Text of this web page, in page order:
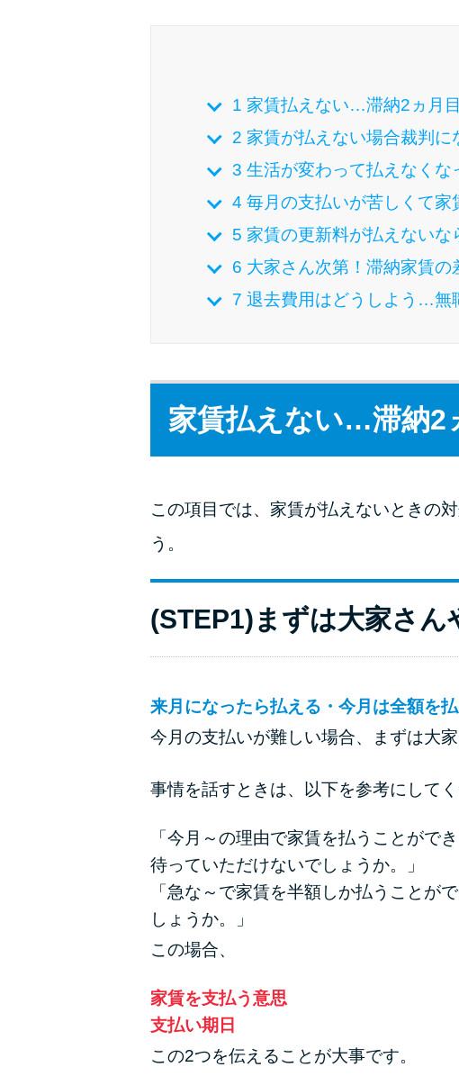
1 家賃払えない…滞納2ヵ月
2 家賃が払えない場合裁判
3 生活が変わって払えなく
4 毎月の支払いが苦しくて
5 家賃の更新料が払えない
6 大家さん次第！滞納家賃の
7 退去費用はどうしよう…無
家賃払えない…滞納2
この項目では、家賃が払えないときの
う。
(STEP1)まずは大家さん
来月になったら払える・今月は全額を
今月の支払いが難しい場合、まずは大
事情を話すときは、以下を参考にしてく
「今月～の理由で家賃を払うことが
待っていただけないでしょうか。」
「急な～で家賃を半額しか払うこと
しょうか。」
この場合、
家賃を支払う意思
支払い期日
この2つを伝えることが大事です。